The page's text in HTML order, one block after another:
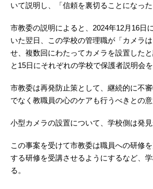
いて説明し、「信頼を裏切ることになった
市教委の説明によると、2024年12月16日
いた翌日、この学校の管理職が「カメラ
せ、複数回にわたってカメラを設置した
と15日にそれぞれの学校で保護者説明会を
市教委は再発防止策として、継続的に不
でなく教職員の心のケアも行うべきとの意
小型カメラの設置について、学校側は発
この事案を受けて市教委は職員への研修
する研修を受講させるようにするなど、
る。